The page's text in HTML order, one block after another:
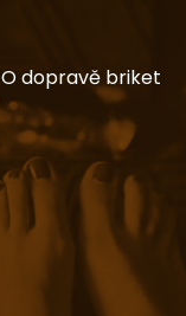
O dopravě briket